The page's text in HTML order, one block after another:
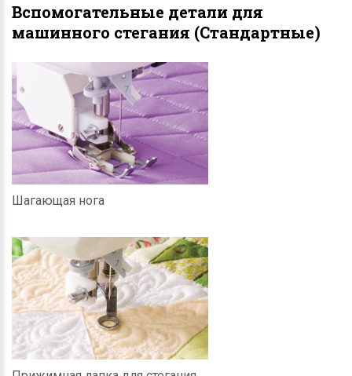
Вспомогательные детали для
машинного стегания (Стандартные)
Шагающая нога